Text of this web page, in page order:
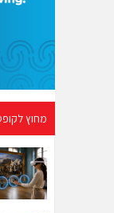
מחוץ